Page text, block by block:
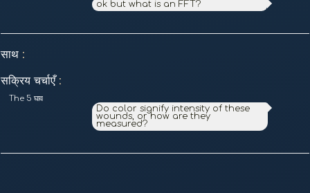
ok but what is an FFT?
साथ :
सक्रिय चर्चाएँ:
The 5 घाव
Do color signify intensity of these
wounds, or how are they
measured?